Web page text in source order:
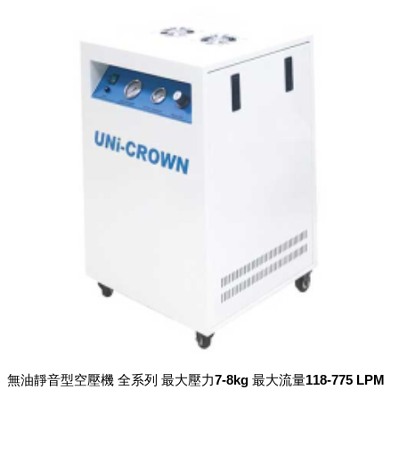
無油靜音型空壓機 全系列 最大壓力7-8kg 最大流量118-775 LPM